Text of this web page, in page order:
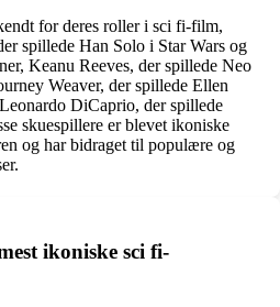
for deres roller i sci fi-film,
spillede Han Solo i Star Wars og
Keanu Reeves, der spillede Neo
Weaver, der spillede Ellen
DiCaprio, der spillede
skuespillere er blevet ikoniske
og har bidraget til populære og
ikoniske sci fi-